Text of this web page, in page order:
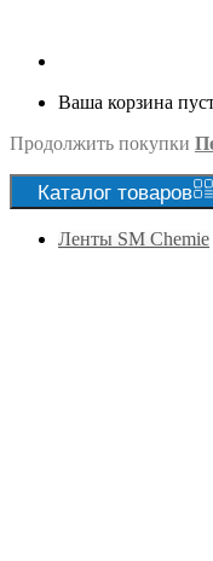
Ваша корзина
Продолжить покупки
Каталог товаров
Ленты SM Chemie